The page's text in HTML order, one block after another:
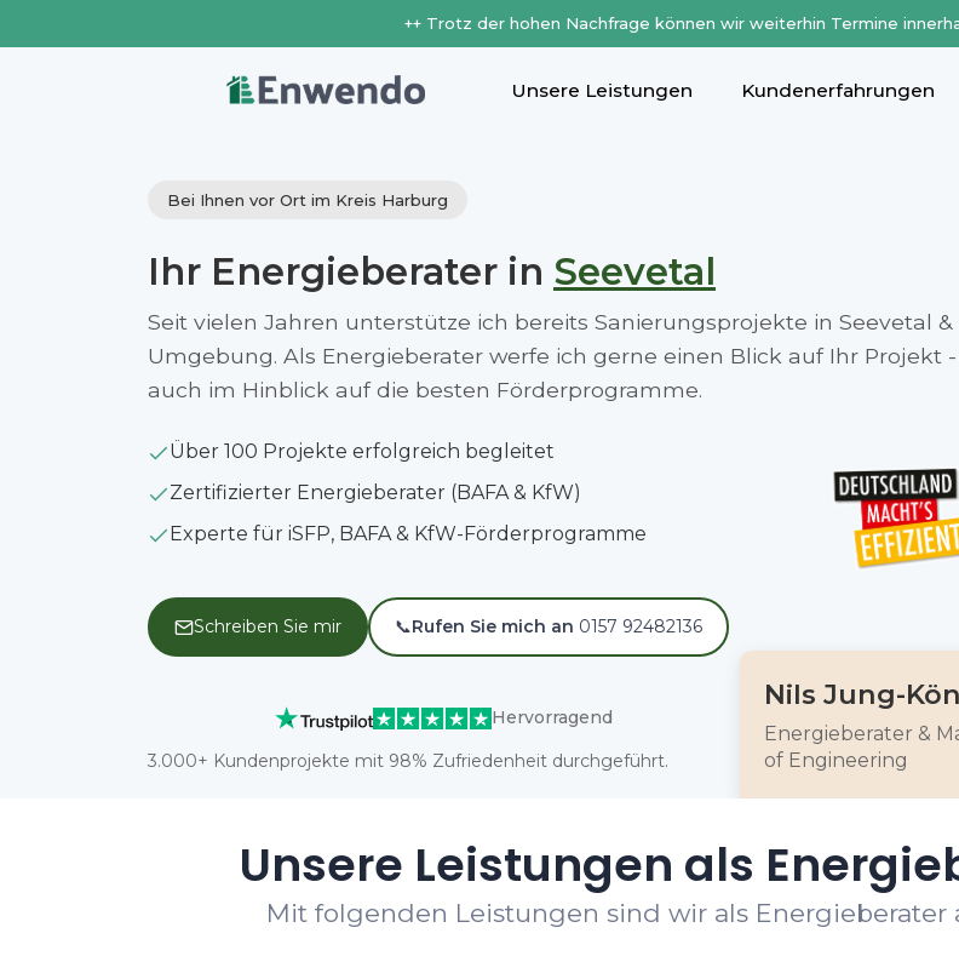
++ Trotz der hohen Nachfrage können wir weiterhin Termine
Unsere Leistungen Kundenerfahrungen
Bei Ihnen vor Ort im Kreis Harburg
Ihr Energieberater in Seevetal
Seit vielen Jahren unterstütze ich bereits Sanierungsprojekte in Seevetal &
Umgebung. Als Energieberater werfe ich gerne einen Blick auf Ihr Projekt -
auch im Hinblick auf die besten Förderprogramme.
Über 100 Projekte erfolgreich begleitet
Zertifizierter Energieberater (BAFA & KfW)
Experte für iSFP, BAFA & KfW-Förderprogramme
Schreiben Sie mir 📞Rufen Sie mich an 0157 92482136
Hervorragend
3.000+ Kundenprojekte mit 98% Zufriedenheit durchgeführt.
Nils Jung-
Energieberater &
of Engineering
Unsere Leistungen als
Mit folgenden Leistungen sind wir als Energieberater